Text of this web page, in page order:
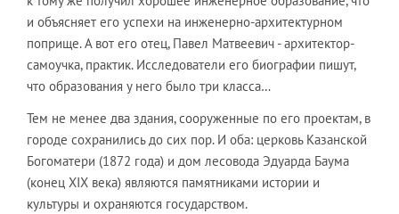
и объясняет его успехи на инженерно-архитектурном
поприще. А вот его отец, Павел Матвеевич - архитектор-
самоучка, практик. Исследователи его биографии пишут,
что образования у него было три класса…
Тем не менее два здания, сооруженные по его проектам, в
городе сохранились до сих пор. И оба: церковь Казанской
Богоматери (1872 года) и дом лесовода Эдуарда Баума
(конец XIX века) являются памятниками истории и
культуры и охраняются государством.